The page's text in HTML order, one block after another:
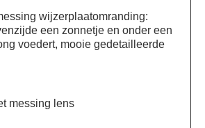
wijzerplaatomranding:
een zonnetje en onder een
voedert, mooie gedetailleerde
messing lens